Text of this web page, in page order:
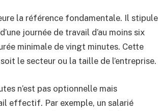
la référence fondamentale. Il stipule
journée de travail d’au moins six
minimale de vingt minutes. Cette
le secteur ou la taille de l’entreprise.
n’est pas optionnelle mais
effectif. Par exemple, un salarié